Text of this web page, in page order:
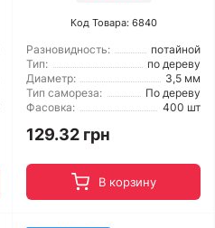
Код Товара: 6840
Разновидность:
потайной
Тип:
по дереву
Диаметр:
3,5 мм
Тип самореза:
По дереву
Фасовка:
400 шт
129.32 грн
В корзину